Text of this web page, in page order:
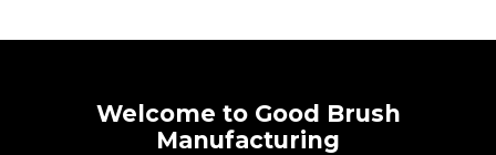
Welcome to Good Brush
Manufacturing